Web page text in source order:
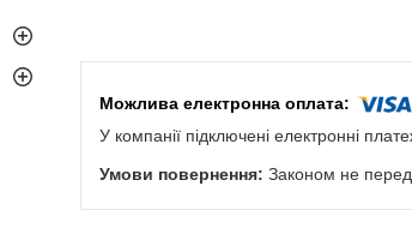
У компанії підключені електронні
Законом не